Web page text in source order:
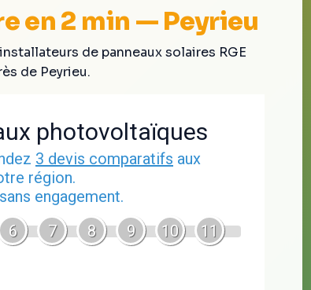
en 2 min — Peyrieu
de panneaux solaires RGE
de Peyrieu.
photovoltaïques
3 devis comparatifs aux
région.
engagement.
6 7 8 9 10 11